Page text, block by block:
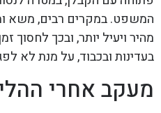
המשפט. במקרים רבים, משא
מהיר ויעיל יותר, ובכך לחסוך
בעדינות ובכבוד, על מנת לא
מעקב אחרי